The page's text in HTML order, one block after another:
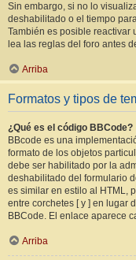
Sin embargo, si no lo
deshabilitado o el tiempo
También es posible reactivar
lea las reglas del foro antes
Arriba
Formatos y tipos de
¿Qué es el código BBCode?
BBcode es una
formato de los objetos
debe ser habilitado por la
deshabilitado del formulario
es similar en estilo al HTML,
entre corchetes [ y ] en lugar
BBCode. El enlace aparece
Arriba